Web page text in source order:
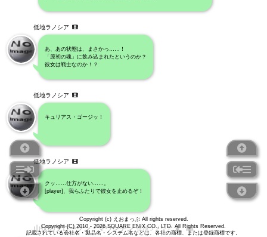
Copyright (c) えおまっぷ All rights reserved.
Copyright (C) 2010 - 2026 SQUARE ENIX CO., LTD. All Rights Reserved.
記載されている会社名・製品名・システム名などは、各社の商標、または登録商標です。
低地ラノシア
あ、あの状態は、まさかっ……！
「原初の魂」に飲み込まれたというのか？
彼女は戦士なのか！？
低地ラノシア
キュリアス・ゴージッ！
低地ラノシア
クッ……仕方がない……。
[player]、我らふたりで彼女を止めるぞ！
山伏のブロークン・マウンテン 低地ラノシア